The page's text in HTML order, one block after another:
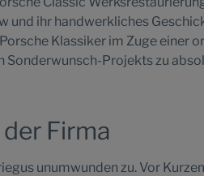
und ihr handwerkliches
Klassiker im Zuge einer
Sonderwunsch-Projekts zu
Firma
unumwunden zu. Vor